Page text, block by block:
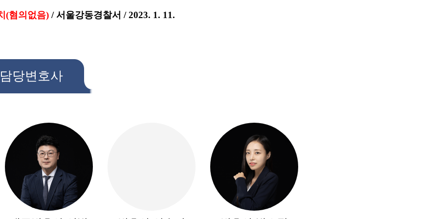
(혐의없음) / 서울강동경찰서 / 2023. 1. 11.
담당변호사